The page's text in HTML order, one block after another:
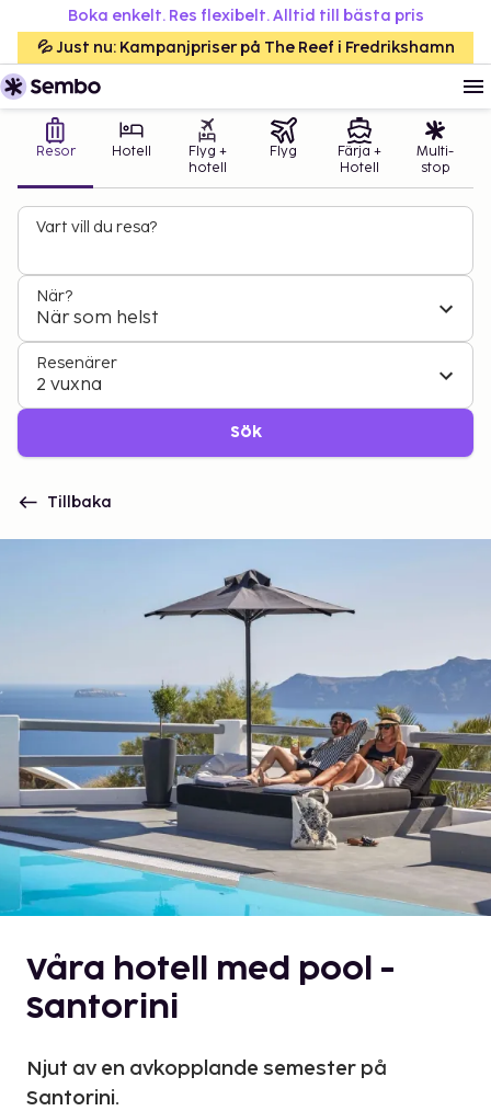
Boka enkelt. Res flexibelt. Alltid till bästa pris
💦 Just nu: Kampanjpriser på The Reef i Fredrikshamn
Resor Hotell
Flyg +
hotell
Flyg
Färja +
Hotell
Multi-
stop
Vart vill du resa?
När?
När som helst
Resenärer
2 vuxna
Sök
Tillbaka
Våra hotell med pool -
Santorini
Njut av en avkopplande semester på
Santorini.